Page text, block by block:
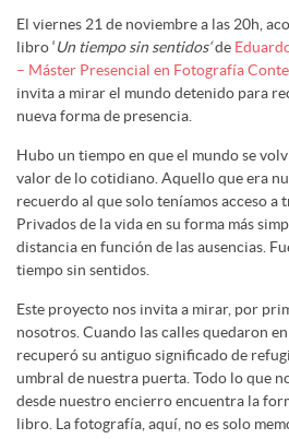
El viernes 21 de noviembre a las 20h,
libro ‘Un tiempo sin sentidos‘de
– Máster Presencial en Fotografía
invita a mirar el mundo detenido para
nueva forma de presencia.
Hubo un tiempo en que el mundo se
valor de lo cotidiano. Aquello que era
recuerdo al que solo teníamos acceso a
Privados de la vida en su forma más
distancia en función de las ausencias.
tiempo sin sentidos.
Este proyecto nos invita a mirar, por
nosotros. Cuando las calles quedaron
recuperó su antiguo significado de
umbral de nuestra puerta. Todo lo que
desde nuestro encierro encuentra la
libro. La fotografía, aquí, no es solo